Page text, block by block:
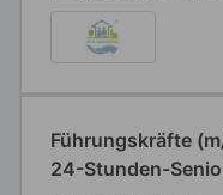
Führungskräfte
24-Stunden-